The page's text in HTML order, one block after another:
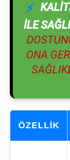
ILE
ONA
ÖZELLIK